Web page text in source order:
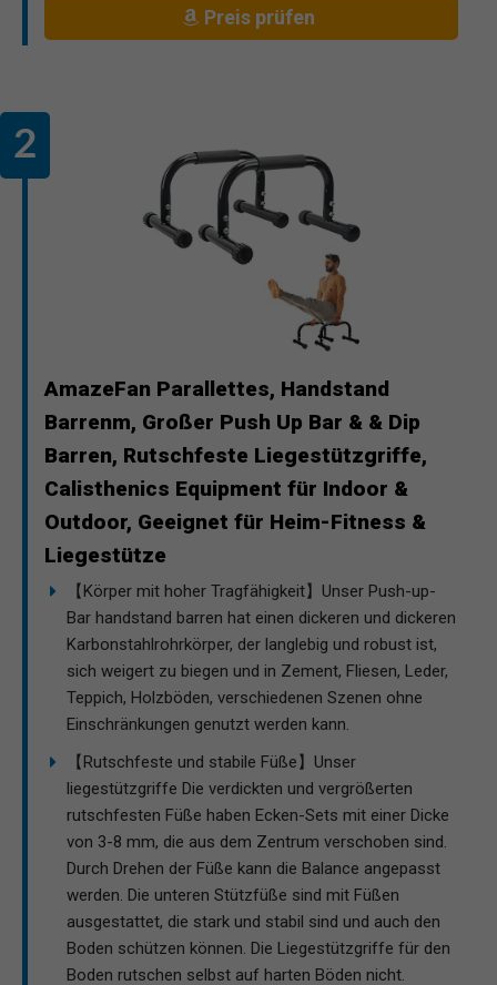
Preis prüfen
AmazeFan Parallettes, Handstand
Barrenm, Großer Push Up Bar & & Dip
Barren, Rutschfeste Liegestützgriffe,
Calisthenics Equipment für Indoor &
Outdoor, Geeignet für Heim-Fitness &
Liegestütze
【Körper mit hoher Tragfähigkeit】Unser Push-up-
Bar handstand barren hat einen dickeren und dickeren
Karbonstahlrohrkörper, der langlebig und robust ist,
sich weigert zu biegen und in Zement, Fliesen, Leder,
Teppich, Holzböden, verschiedenen Szenen ohne
Einschränkungen genutzt werden kann.
【Rutschfeste und stabile Füße】Unser
liegestützgriffe Die verdickten und vergrößerten
rutschfesten Füße haben Ecken-Sets mit einer Dicke
von 3-8 mm, die aus dem Zentrum verschoben sind.
Durch Drehen der Füße kann die Balance angepasst
werden. Die unteren Stützfüße sind mit Füßen
ausgestattet, die stark und stabil sind und auch den
Boden schützen können. Die Liegestützgriffe für den
Boden rutschen selbst auf harten Böden nicht.